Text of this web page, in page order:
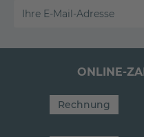
Ihre E-Mail-Adresse
ONLINE-
Rechnung